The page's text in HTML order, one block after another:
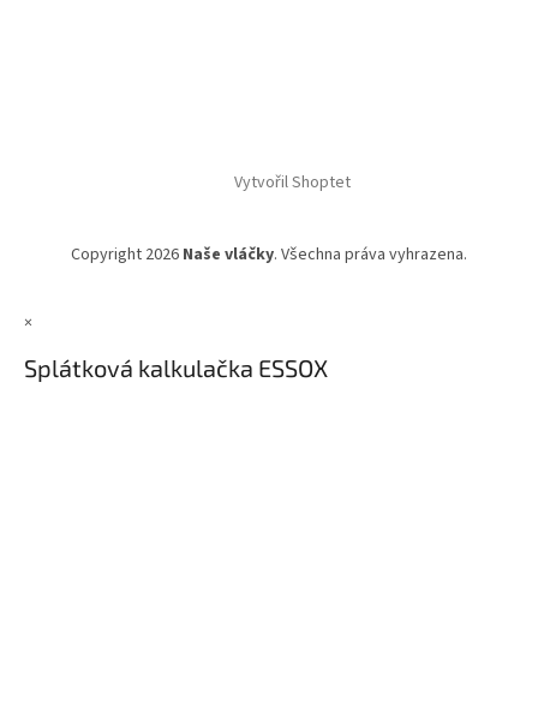
Vytvořil Shoptet
Copyright 2026 Naše vláčky. Všechna práva vyhrazena.
×
Splátková kalkulačka ESSOX